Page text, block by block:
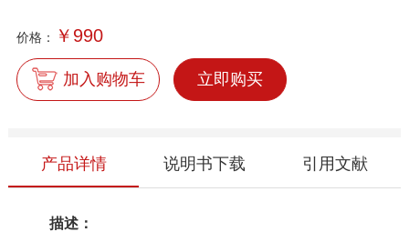
价格： ￥ 990
加入购物车 立即购买
产品详情 说明书下载 引用文献
描述：